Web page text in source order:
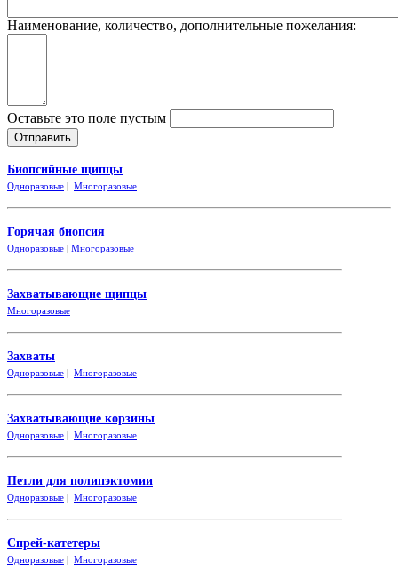
Наименование, количество, дополнительные пожелания:
Оставьте это поле пустым
Биопсийные щипцы
Одноразовые | Многоразовые
Горячая биопсия
Одноразовые | Многоразовые
Захватывающие щипцы
Многоразовые
Захваты
Одноразовые | Многоразовые
Захватывающие корзины
Одноразовые | Многоразовые
Петли для полипэктомии
Одноразовые | Многоразовые
Спрей-катетеры
Одноразовые | Многоразовые